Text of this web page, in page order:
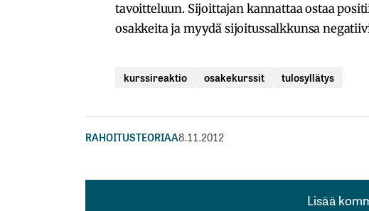
tavoitteluun. Sijoittajan kannattaa ostaa
osakkeita ja myydä sijoitussalkkunsa
kurssireaktio osakekurssit tulosyllätys
RAHOITUSTEORIAA8.11.2012
Lisää